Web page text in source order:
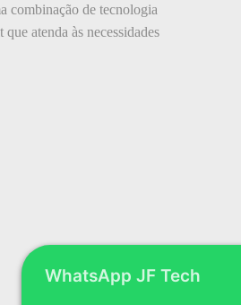
combinação de tecnologia
atenda às necessidades
WhatsApp JF Tech